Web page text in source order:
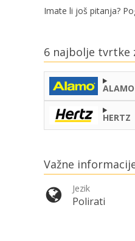
Imate li još pitanja?
6 najbolje tvrtke
ALAMO
HERTZ
Važne
Jezik
Polirati